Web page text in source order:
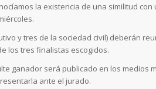
la existencia de una similitud
y tres de la sociedad civil) deberán
los tres finalistas escogidos.
ganador será publicado en los medios
ante el jurado.